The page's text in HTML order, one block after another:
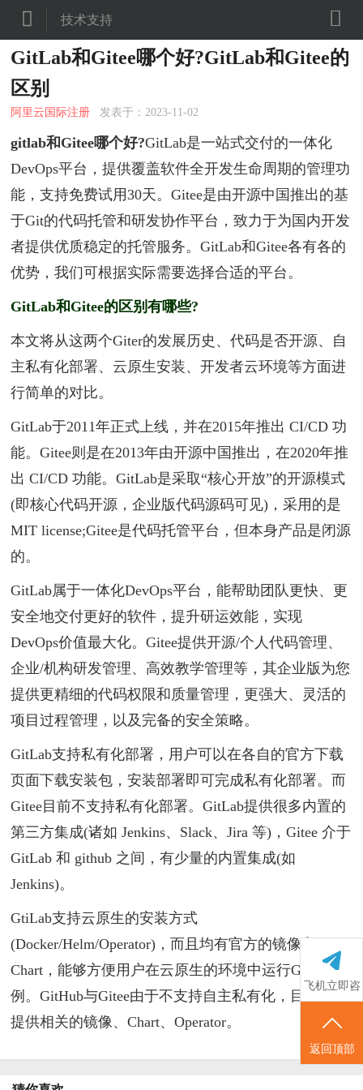
 技术支持 
飞机立即咨
询
返回顶部
GitLab和Gitee哪个好?GitLab和Gitee的
区别
阿里云国际注册 发表于：2023-11-02
gitlab和Gitee哪个好?GitLab是一站式交付的一体化
DevOps平台，提供覆盖软件全开发生命周期的管理功
能，支持免费试用30天。Gitee是由开源中国推出的基
于Git的代码托管和研发协作平台，致力于为国内开发
者提供优质稳定的托管服务。GitLab和Gitee各有各的
优势，我们可根据实际需要选择合适的平台。
GitLab和Gitee的区别有哪些?
本文将从这两个Giter的发展历史、代码是否开源、自
主私有化部署、云原生安装、开发者云环境等方面进
行简单的对比。
GitLab于2011年正式上线，并在2015年推出 CI/CD 功
能。Gitee则是在2013年由开源中国推出，在2020年推
出 CI/CD 功能。GitLab是采取“核心开放”的开源模式
(即核心代码开源，企业版代码源码可见)，采用的是
MIT license;Gitee是代码托管平台，但本身产品是闭源
的。
GitLab属于一体化DevOps平台，能帮助团队更快、更
安全地交付更好的软件，提升研运效能，实现
DevOps价值最大化。Gitee提供开源/个人代码管理、
企业/机构研发管理、高效教学管理等，其企业版为您
提供更精细的代码权限和质量管理，更强大、灵活的
项目过程管理，以及完备的安全策略。
GitLab支持私有化部署，用户可以在各自的官方下载
页面下载安装包，安装部署即可完成私有化部署。而
Gitee目前不支持私有化部署。GitLab提供很多内置的
第三方集成(诸如 Jenkins、Slack、Jira 等)，Gitee 介于
GitLab 和 github 之间，有少量的内置集成(如
Jenkins)。
GtiLab支持云原生的安装方式
(Docker/Helm/Operator)，而且均有官方的镜像和
Chart，能够方便用户在云原生的环境中运行GitLab 实
例。GitHub与Gitee由于不支持自主私有化，目前并不
提供相关的镜像、Chart、Operator。